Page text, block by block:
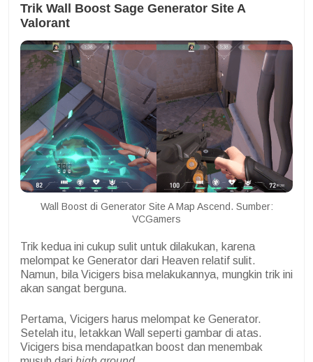
Trik Wall Boost Sage Generator Site A
Valorant
Wall Boost di Generator Site A Map Ascend. Sumber:
VCGamers
Trik kedua ini cukup sulit untuk dilakukan, karena
melompat ke Generator dari Heaven relatif sulit.
Namun, bila Vicigers bisa melakukannya, mungkin trik ini
akan sangat berguna.
Pertama, Vicigers harus melompat ke Generator.
Setelah itu, letakkan Wall seperti gambar di atas.
Vicigers bisa mendapatkan boost dan menembak